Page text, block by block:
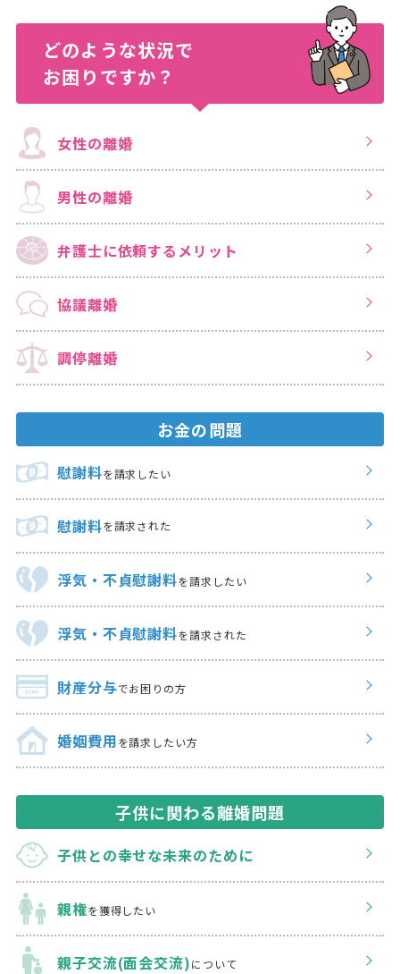
どのような状況で
お困りですか？
女性の離婚
男性の離婚
弁護士に依頼するメリット
協議離婚
調停離婚
お金の問題
慰謝料を請求したい
慰謝料を請求された
浮気・不貞慰謝料を請求したい
浮気・不貞慰謝料を請求された
財産分与でお困りの方
婚姻費用を請求したい方
子供に関わる離婚問題
子供との幸せな未来のために
親権を獲得したい
親子交流(面会交流)について